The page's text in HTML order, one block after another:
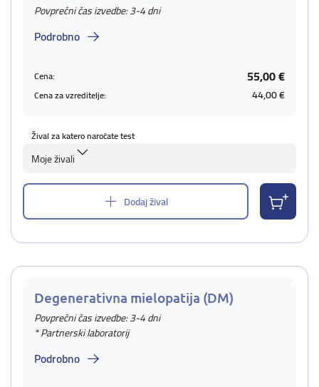
Povprečni čas izvedbe: 3-4 dni
Podrobno
Cena: 55,00 €
Cena za vzreditelje: 44,00 €
Žival za katero naročate test
Moje živali
Dodaj žival
Degenerativna mielopatija (DM)
Povprečni čas izvedbe: 3-4 dni
* Partnerski laboratorij
Podrobno